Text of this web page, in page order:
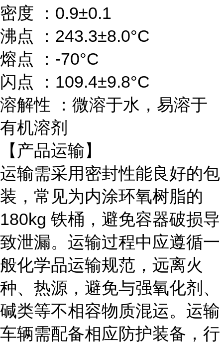
密度 ：0.9±0.1
沸点 ：243.3±8.0°C
熔点 ：-70°C
闪点 ：109.4±9.8°C
溶解性 ：微溶于水，易溶于
有机溶剂
【产品运输】
运输需采用密封性能良好的包
装，常见为内涂环氧树脂的
180kg 铁桶，避免容器破损导
致泄漏。运输过程中应遵循一
般化学品运输规范，远离火
种、热源，避免与强氧化剂、
碱类等不相容物质混运。运输
车辆需配备相应防护装备，行